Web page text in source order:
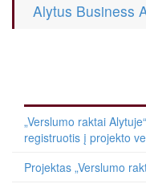
Alytus Business
„Verslumo raktai
registruotis į projekto
Projektas „Verslumo